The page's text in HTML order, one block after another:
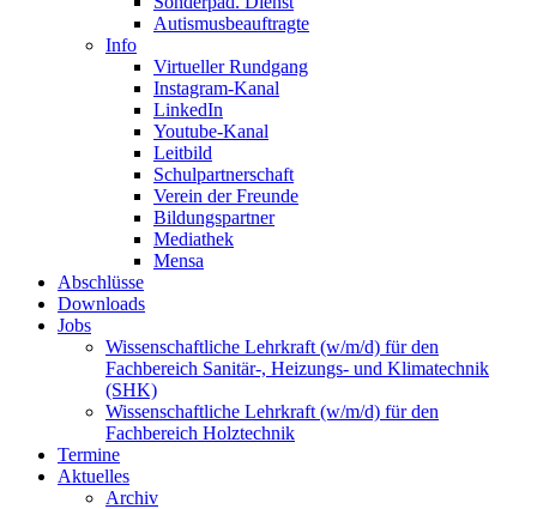
Autismusbeauftragte
Info
Virtueller Rundgang
Instagram-Kanal
LinkedIn
Youtube-Kanal
Leitbild
Schulpartnerschaft
Verein der Freunde
Bildungspartner
Mediathek
Mensa
Abschlüsse
Downloads
Jobs
Wissenschaftliche Lehrkraft (w/m/d) für den
Fachbereich Sanitär-, Heizungs- und Klimatechnik
(SHK)
Wissenschaftliche Lehrkraft (w/m/d) für den
Fachbereich Holztechnik
Termine
Aktuelles
Archiv